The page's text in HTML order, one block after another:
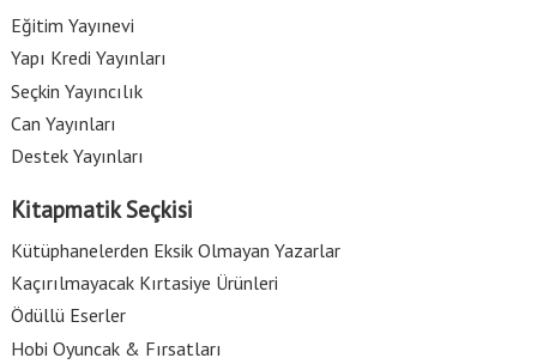
Eğitim Yayınevi
Yapı Kredi Yayınları
Seçkin Yayıncılık
Can Yayınları
Destek Yayınları
Kitapmatik Seçkisi
Kütüphanelerden Eksik Olmayan Yazarlar
Kaçırılmayacak Kırtasiye Ürünleri
Ödüllü Eserler
Hobi Oyuncak & Fırsatları